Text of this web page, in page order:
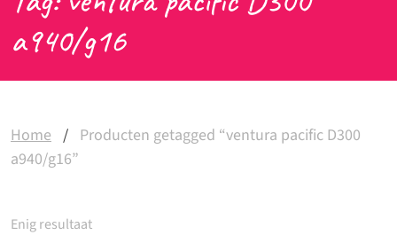
a940/g16
Home / Producten getagged “ventura pacific D300
a940/g16”
Enig resultaat